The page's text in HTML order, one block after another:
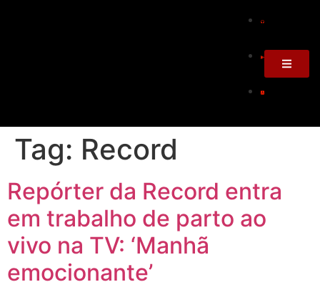
Tag: Record
Repórter da Record entra
em trabalho de parto ao
vivo na TV: ‘Manhã
emocionante’